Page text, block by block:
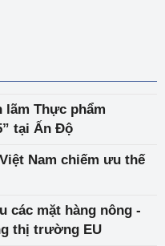
lãm Thực phẩm
tại Ấn Độ
Nam chiếm ưu thế
các mặt hàng nông -
thị trường EU